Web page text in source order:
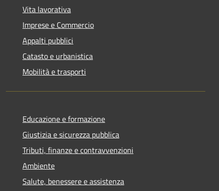
Vita lavorativa
Imprese e Commercio
Appalti pubblici
Catasto e urbanistica
Mobilità e trasporti
Educazione e formazione
Giustizia e sicurezza pubblica
Tributi, finanze e contravvenzioni
Ambiente
Salute, benessere e assistenza